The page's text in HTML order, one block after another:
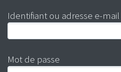
Identifiant ou adresse e-mail
Mot de passe